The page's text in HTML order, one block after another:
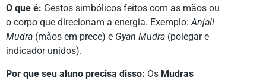
O que é: Gestos simbólicos feitos com as mãos ou
o corpo que direcionam a energia. Exemplo:Anjali
Mudra (mãos em prece) e Gyan Mudra (polegar e
indicador unidos).
Por que seu aluno precisa disso: Os Mudras